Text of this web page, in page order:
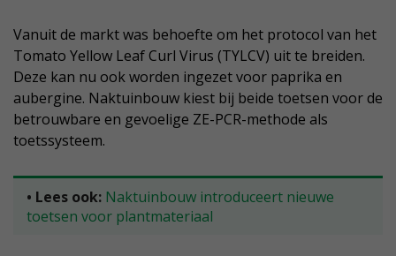
Vanuit de markt was behoefte om het protocol van het
Tomato Yellow Leaf Curl Virus (TYLCV) uit te breiden.
Deze kan nu ook worden ingezet voor paprika en
aubergine. Naktuinbouw kiest bij beide toetsen voor de
betrouwbare en gevoelige ZE-PCR-methode als
toetssysteem.
• Lees ook: Naktuinbouw introduceert nieuwe
toetsen voor plantmateriaal